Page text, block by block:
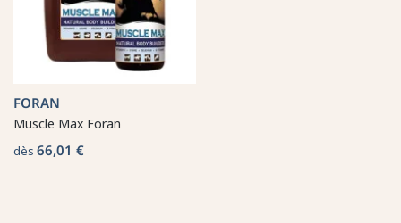
FORAN
Muscle Max Foran
dès 66,01 €